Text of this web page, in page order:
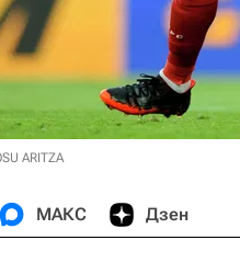
ARITZA
МАКС Дзен